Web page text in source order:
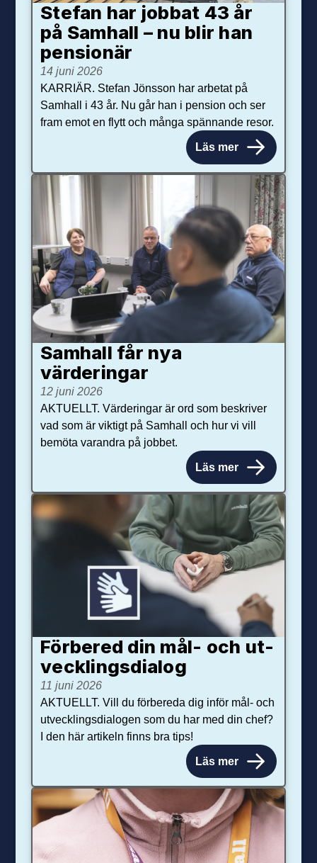
Stefan har jobbat 43 år
på Samhall – nu blir han
pensionär
14 juni 2026
KARRIÄR. Stefan Jönsson har arbetat på
Samhall i 43 år. Nu går han i pension och ser
fram emot en flytt och många spännande resor.
Läs mer
Samhall får nya
värdering­ar
12 juni 2026
AKTUELLT. Värderingar är ord som beskriver
vad som är viktigt på Samhall och hur vi vill
bemöta varandra på jobbet.
Läs mer
Förbered din mål- och ut­
veck­lings­dialog
11 juni 2026
AKTUELLT. Vill du förbereda dig inför mål- och
utvecklingsdialogen som du har med din chef?
I den här artikeln finns bra tips!
Läs mer